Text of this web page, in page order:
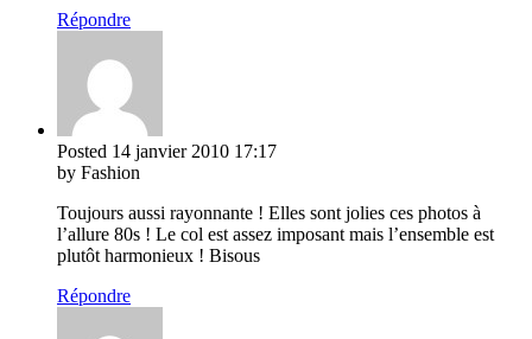
Répondre
Posted 14 janvier 2010 17:17
by Fashion
Toujours aussi rayonnante ! Elles sont jolies ces photos à
l’allure 80s ! Le col est assez imposant mais l’ensemble est
plutôt harmonieux ! Bisous
Répondre